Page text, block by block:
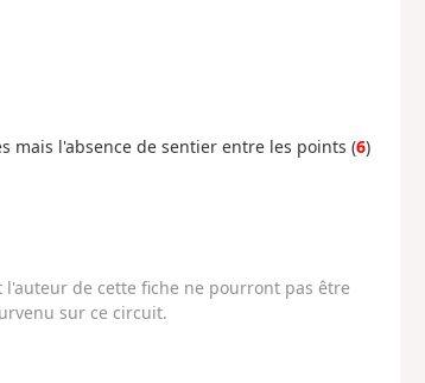
mais l'absence de sentier entre les points (6)
de cette fiche ne pourront pas être
sur ce circuit.